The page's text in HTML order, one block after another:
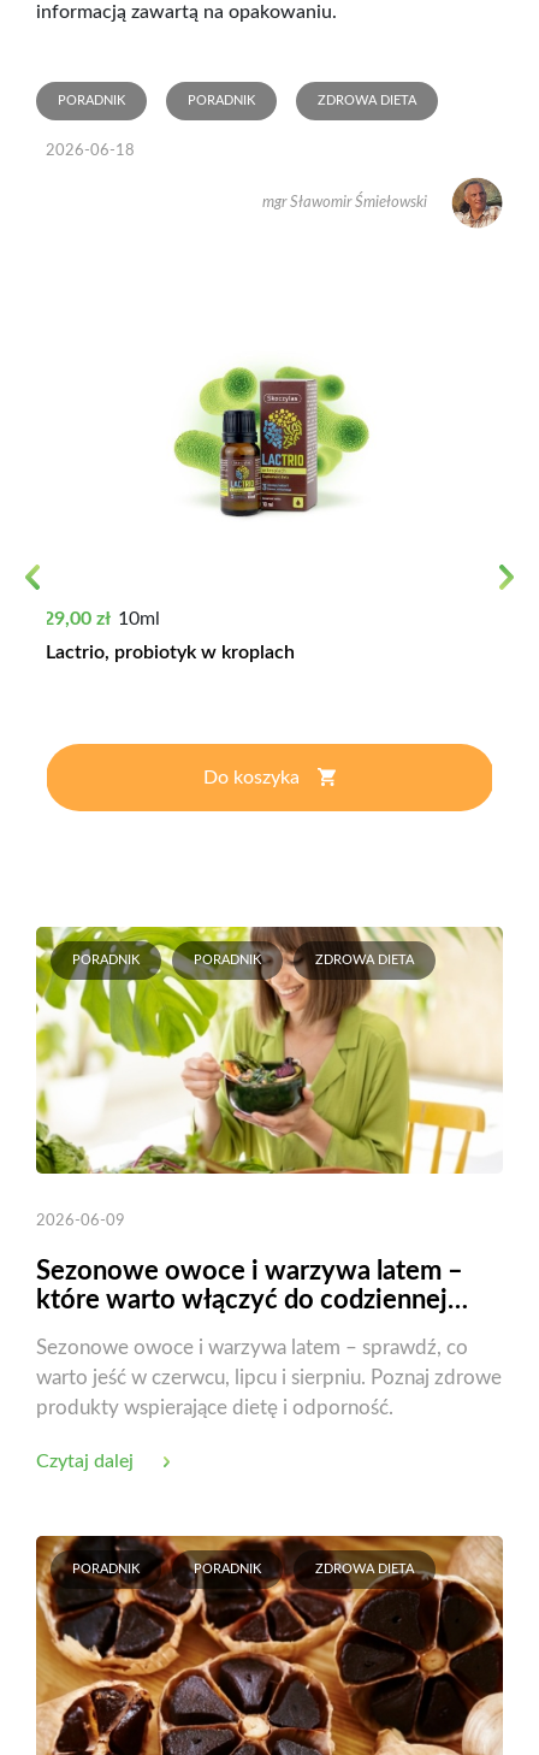
informacją zawartą na opakowaniu.
PORADNIK PORADNIK ZDROWA DIETA
2026-06-18
mgr Sławomir Śmiełowski
Cena
29,00 zł 10ml
Lactrio, probiotyk w kroplach
Do koszyka
PORADNIK PORADNIK ZDROWA DIETA
2026-06-09
Sezonowe owoce i warzywa latem –
które warto włączyć do codziennej
Sezonowe owoce i warzywa latem – sprawdź, co
warto jeść w czerwcu, lipcu i sierpniu. Poznaj zdrowe
produkty wspierające dietę i odporność.
Czytaj dalej
PORADNIK PORADNIK ZDROWA DIETA